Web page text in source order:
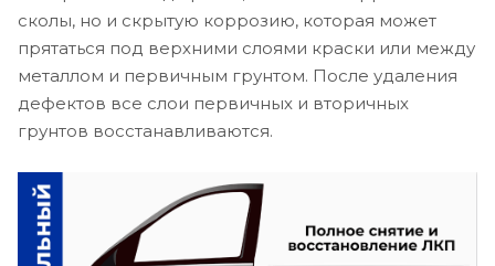
сколы, но и скрытую коррозию, которая может
прятаться под верхними слоями краски или между
металлом и первичным грунтом. После удаления
дефектов все слои первичных и вторичных
грунтов восстанавливаются.